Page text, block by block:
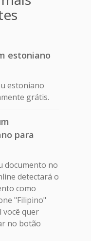
estoniano
estoniano
grátis.
para
documento no
detectará o
como
"Filipino"
você quer
no botão